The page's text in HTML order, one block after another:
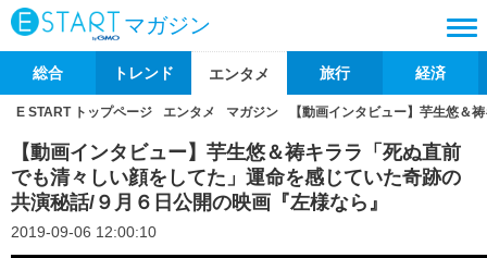
マガジン
総合 トレンド エンタメ 旅行 経済
E START トップページ エンタメ マガジン 【動画インタビュー】芋生悠＆
【動画インタビュー】芋生悠＆祷キララ「死ぬ直前
でも清々しい顔をしてた」運命を感じていた奇跡の
共演秘話/９月６日公開の映画『左様なら』
2019-09-06 12:00:10